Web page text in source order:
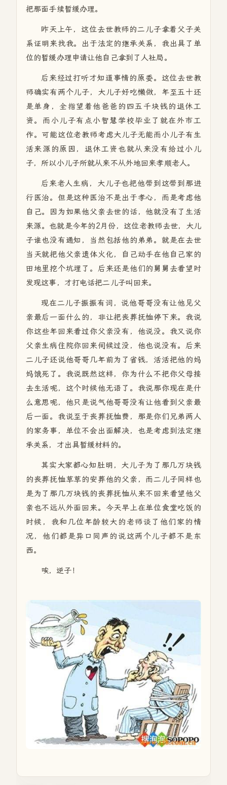
把那面手续暂缓办理。
昨天上午，这位去世教师的二儿子拿着父子关
系证明来找我。出于法定的继承关系，我出具了单
位的暂缓办理申请让他自己拿到了人社局。
后来经过打听才知道事情的原委。这位去世教
师确实有两个儿子，大儿子好吃懒做，年至五十还
是单身，全指望着他爸爸的四五千块钱的退休工
资。而小儿子有点小智慧学校毕业了就在外市工
作。可能这位老教师考虑大儿子无能而小儿子有生
活来源的原因，退休工资也就从来没有给过小儿
子，所以小儿子所就从来不从外地回来孝顺老人。
后来老人生病，大儿子也把他带到这带到那进
行医治。但是这种医治不是出于孝心，而是考虑他
自己。因为如果他父亲去世的话，他就没有了生活
来源。也就是今年的2月份，这位老教师去世，大儿
子谁也没有通知，当然包括他的弟弟。就是在去世
当天就把他父亲遗体火化，自己动手在他自己家的
田地里挖个坑埋了。后来还是他们的舅舅去看望时
发现这事，才打电话把二儿子叫回来。
现在二儿子振振有词，说他哥哥没有让他见父
亲最后一面什么的，非让把丧葬抚恤停下来。我说
你这些年回来看过你父亲没有，他说没。我又说你
父亲生病住院你回来伺候过没，他也说没有。后来
二儿子还说他哥哥几年前为了省钱，活活把他的妈
妈饿死了。我说既然这样，你为什么不把你父母接
去生活呢，这个时候他无语了。我说那你现在是什
么意思呢，他只是说气他哥哥没有让他看到父亲最
后一面。我说至于丧葬抚恤费，那是你们兄弟两人
的家务事，单位不会出面解决，也是考虑到法定继
承关系，才出具暂缓材料的。
其实大家都心知肚明，大儿子为了那几万块钱
的丧葬抚恤草草的安葬他的父亲，而二儿子同样也
是为了那几万块钱的丧葬抚恤从来不回来看望他父
亲也不远从外面回来。今天早上在单位食堂吃饭的
时候，我和几位年龄较大的老师谈了他们家的情
况，他们都是异口同声的说这两个儿子都不是东
西。
唉，逆子！